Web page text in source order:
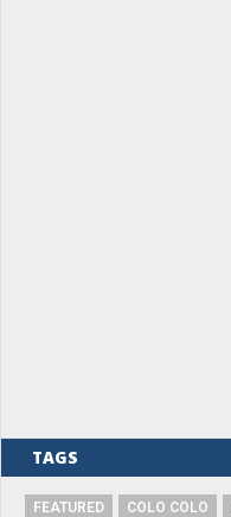
TAGS
FEATURED COLO COLO